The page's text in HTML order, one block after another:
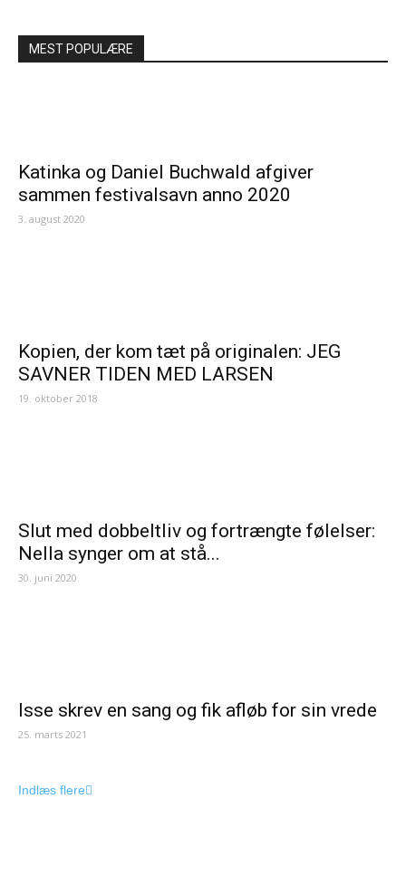
MEST POPULÆRE
Katinka og Daniel Buchwald afgiver
sammen festivalsavn anno 2020
3. august 2020
Kopien, der kom tæt på originalen: JEG
SAVNER TIDEN MED LARSEN
19. oktober 2018
Slut med dobbeltliv og fortrængte følelser:
Nella synger om at stå...
30. juni 2020
Isse skrev en sang og fik afløb for sin vrede
25. marts 2021
Indlæs flere